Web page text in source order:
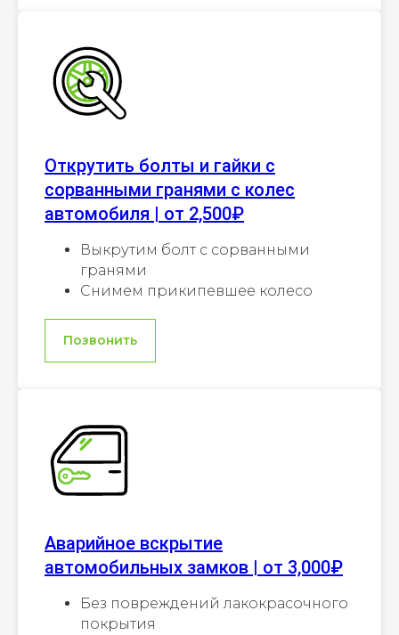
Открутить болты и гайки с
сорванными гранями с колес
автомобиля | от 2,500₽
Выкрутим болт с сорванными
гранями
Снимем прикипевшее колесо
Позвонить
Аварийное вскрытие
автомобильных замков | от 3,000₽
Без повреждений лакокрасочного
покрытия